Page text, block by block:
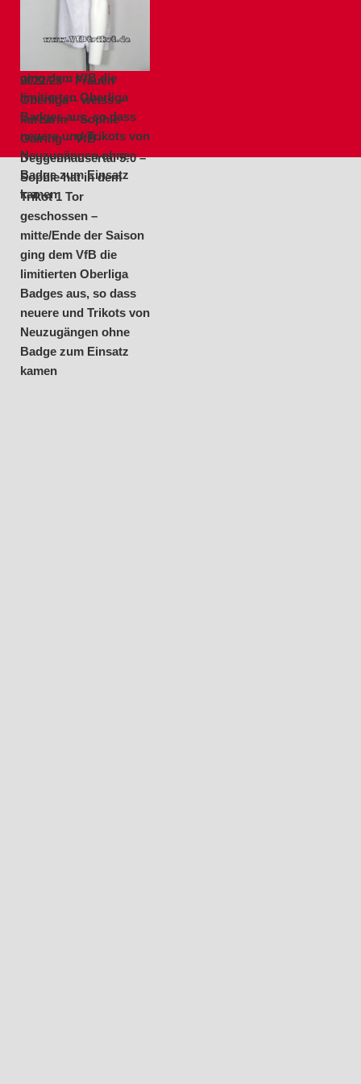
Trikot 1 Tor
geschossen –
mitte/Ende der Saison
ging dem VfB die
limitierten Oberliga
Badges aus, so dass
neuere und Trikots von
Neuzugängen ohne
Badge zum Einsatz
kamen
2022/23 – Frauen
Oberliga – weiss –
kurzarm – Sophie
Gairing – VfB-
Deggenhausertal 5:0 –
Sophie hat in dem
Trikot 1 Tor
geschossen –
mitte/Ende der Saison
ging dem VfB die
limitierten Oberliga
Badges aus, so dass
neuere und Trikots von
Neuzugängen ohne
Badge zum Einsatz
kamen